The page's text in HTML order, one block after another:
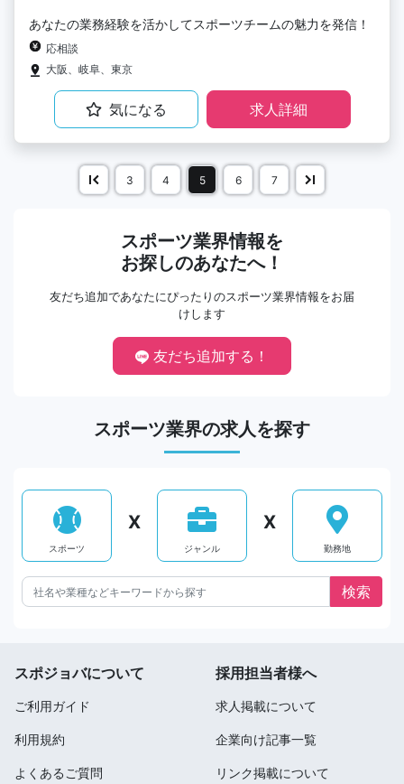
あなたの業務経験を活かしてスポーツチームの魅力を発信！
応相談
大阪、岐阜、東京
気になる 求人詳細
3 4 5 6 7
スポーツ業界情報を
お探しのあなたへ！
友だち追加であなたにぴったりのスポーツ業界情報をお届
けします
友だち追加する！
スポーツ業界の求人を探す
スポーツ
X
ジャンル
X
勤務地
スポジョバについて
ご利用ガイド
利用規約
よくあるご質問
採用担当者様へ
求人掲載について
企業向け記事一覧
リンク掲載について